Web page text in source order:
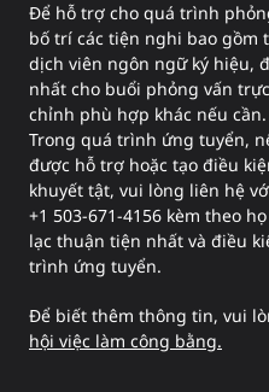
Để hỗ trợ cho quá trình
bố trí các tiện nghi bao gồm
dịch viên ngôn ngữ ký hiệu,
nhất cho buổi phỏng vấn
chỉnh phù hợp khác nếu cần.
Trong quá trình ứng tuyển,
được hỗ trợ hoặc tạo điều
khuyết tật, vui lòng liên hệ
+1 503-671-4156 kèm theo
lạc thuận tiện nhất và điều
trình ứng tuyển.
Để biết thêm thông tin, vui
hội việc làm công bằng.